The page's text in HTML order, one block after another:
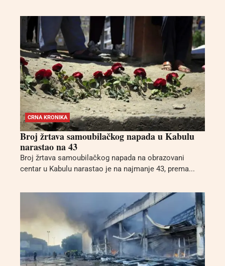
CRNA KRONIKA
Broj žrtava samoubilačkog napada u Kabulu
narastao na 43
Broj žrtava samoubilačkog napada na obrazovani
centar u Kabulu narastao je na najmanje 43, prema...